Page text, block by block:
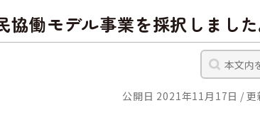
働モデル事業を採択しました
公開日 2021年11月17日 更